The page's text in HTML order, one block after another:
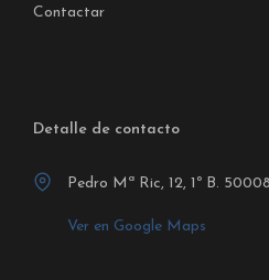
Contactar
Detalle de contacto
Pedro Mª Ric, 12, 1º B.
Ver en Google Maps